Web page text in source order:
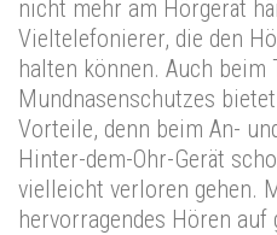
nicht mehr am Hörgerät
Vieltelefonierer, die den
halten können. Auch beim
Mundnasenschutzes
Vorteile, denn beim An-
Hinter-dem-Ohr-Gerät
vielleicht verloren gehen.
hervorragendes Hören